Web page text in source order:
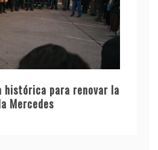
histórica para renovar la
Mercedes